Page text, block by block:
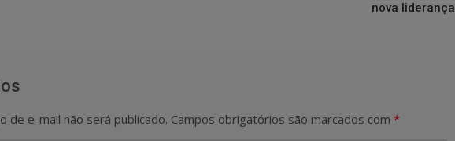
nova liderança
de e-mail não será publicado. Campos obrigatórios são marcados com *